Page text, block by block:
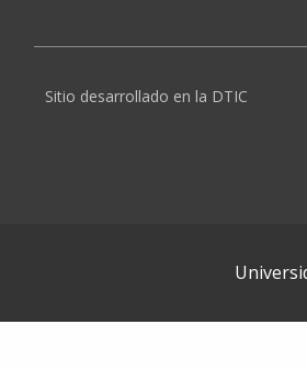
Sitio desarrollado en la DTIC